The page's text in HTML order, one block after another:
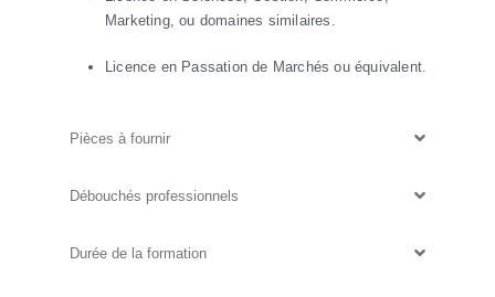
Marketing, ou domaines similaires.
Licence en Passation de Marchés ou équivalent.
Pièces à fournir
Débouchés professionnels
Durée de la formation